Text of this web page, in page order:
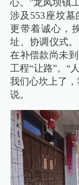
心。”龙凤坝镇
涉及553座坟墓
更带着诚心，
址、协调仪式
在补偿款尚未
工程“让路”。“
我们心坎上了
说。